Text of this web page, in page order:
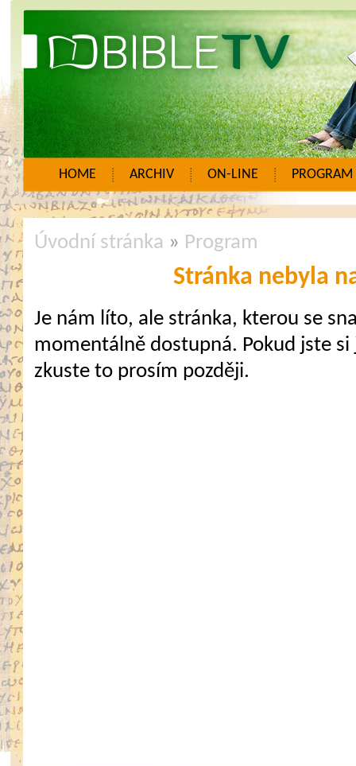
HOME ARCHIV ON-LINE PROGRAM
Úvodní stránka » Program
Stránka nebyla
Je nám líto, ale stránka, kterou se
momentálně dostupná. Pokud jste
zkuste to prosím později.